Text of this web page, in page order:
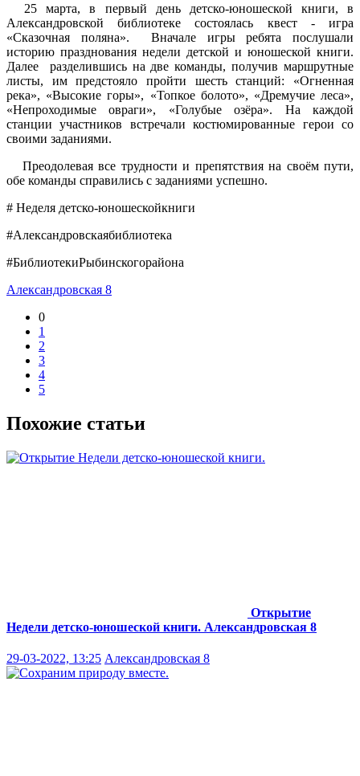
25 марта, в первый день детско-юношеской книги, в
Александровской библиотеке состоялась квест - игра
«Сказочная поляна». Вначале игры ребята послушали
историю празднования недели детской и юношеской книги.
Далее разделившись на две команды, получив маршрутные
листы, им предстояло пройти шесть станций: «Огненная
река», «Высокие горы», «Топкое болото», «Дремучие леса»,
«Непроходимые овраги», «Голубые озёра». На каждой
станции участников встречали костюмированные герои со
своими заданиями.
Преодолевая все трудности и препятствия на своём пути,
обе команды справились с заданиями успешно.
# Неделя детско-юношескойкниги
#Александровскаябиблиотека
#БиблиотекиРыбинскогорайона
Александровская 8
0
1
2
3
4
5
Похожие статьи
Открытие
Недели детско-юношеской книги. Александровская 8
29-03-2022, 13:25 Александровская 8